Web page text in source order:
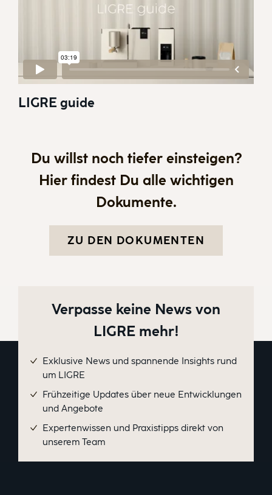
LIGRE guide
Du willst noch tiefer einsteigen?
Hier findest Du alle wichtigen
Dokumente.
ZU DEN DOKUMENTEN
Verpasse keine News von
LIGRE mehr!
Exklusive News und spannende Insights rund
um LIGRE
Frühzeitige Updates über neue Entwicklungen
und Angebote
Expertenwissen und Praxistipps direkt von
unserem Team